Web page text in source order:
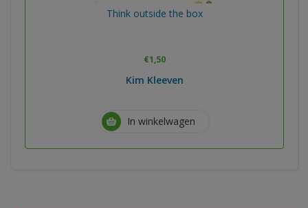
Think outside the box
€1,50
Kim Kleeven
In winkelwagen